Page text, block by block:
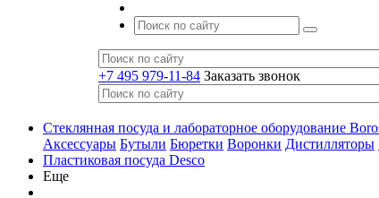
+7 495 979-11-84 Заказать звонок
Стеклянная посуда и лабораторное оборудование
Аксессуары Бутыли Бюретки Воронки Дистилляторы
Пластиковая посуда Desco
Еще